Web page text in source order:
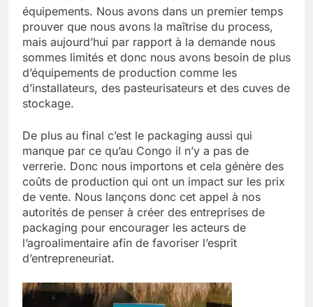
équipements. Nous avons dans un premier temps
prouver que nous avons la maîtrise du process,
mais aujourd’hui par rapport à la demande nous
sommes limités et donc nous avons besoin de plus
d’équipements de production comme les
d’installateurs, des pasteurisateurs et des cuves de
stockage.
De plus au final c’est le packaging aussi qui
manque par ce qu’au Congo il n’y a pas de
verrerie. Donc nous importons et cela génère des
coûts de production qui ont un impact sur les prix
de vente. Nous lançons donc cet appel à nos
autorités de penser à créer des entreprises de
packaging pour encourager les acteurs de
l’agroalimentaire afin de favoriser l’esprit
d’entrepreneuriat.